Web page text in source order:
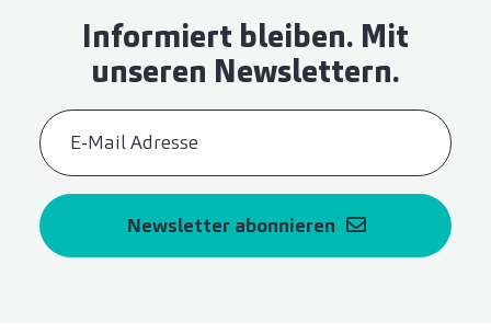
Informiert bleiben. Mit
unseren Newslettern.
Newsletter abonnieren